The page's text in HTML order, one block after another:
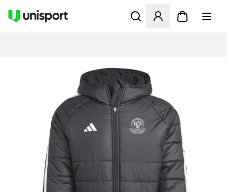
Öffnet ein Fenster zum